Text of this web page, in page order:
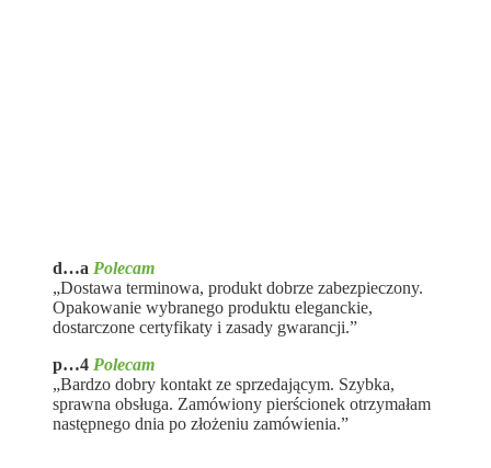
d…a Polecam
„Dostawa terminowa, produkt dobrze zabezpieczony.
Opakowanie wybranego produktu eleganckie,
dostarczone certyfikaty i zasady gwarancji.”
p…4 Polecam
„Bardzo dobry kontakt ze sprzedającym. Szybka,
sprawna obsługa. Zamówiony pierścionek otrzymałam
następnego dnia po złożeniu zamówienia.”